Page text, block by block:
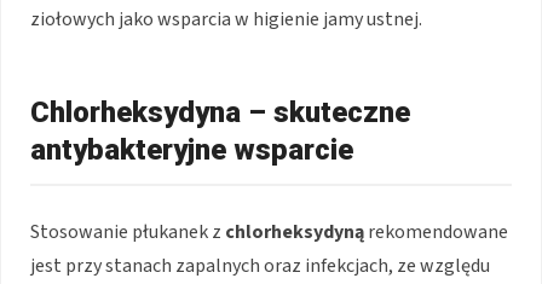
ziołowych jako wsparcia w higienie jamy ustnej.
Chlorheksydyna – skuteczne
antybakteryjne wsparcie
Stosowanie płukanek z chlorheksydynąrekomendowane
jest przy stanach zapalnych oraz infekcjach, ze względu